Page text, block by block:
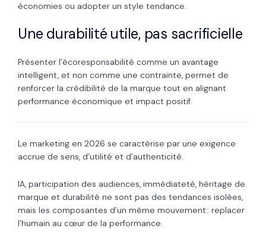
économies ou adopter un style tendance.
Une durabilité utile, pas sacrificielle
Présenter l’écoresponsabilité comme un avantage
intelligent, et non comme une contrainte, permet de
renforcer la crédibilité de la marque tout en alignant
performance économique et impact positif.
Le marketing en 2026 se caractérise par une exigence
accrue de sens, d’utilité et d’authenticité.
IA, participation des audiences, immédiateté, héritage de
marque et durabilité ne sont pas des tendances isolées,
mais les composantes d’un même mouvement : replacer
l’humain au cœur de la performance.